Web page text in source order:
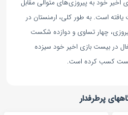
اخیر خود به پیروزی‌های متوالی مقابل
یافته است. به طور کلی، ارمنستان در
چهار تساوی و دوازده شکست
در بیست بازی اخیر خود سیزده
کسب کرده است.
پرطرفدار